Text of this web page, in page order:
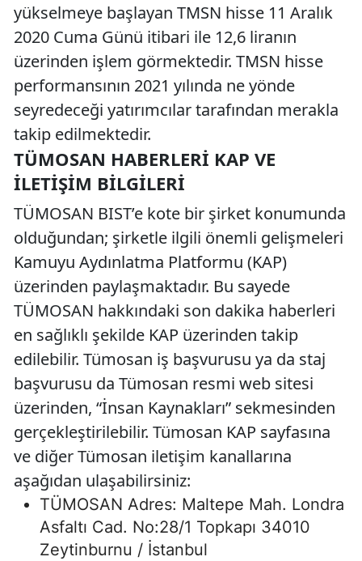
yükselmeye başlayan TMSN hisse 11 Aralık
2020 Cuma Günü itibari ile 12,6 liranın
üzerinden işlem görmektedir. TMSN hisse
performansının 2021 yılında ne yönde
seyredeceği yatırımcılar tarafından merakla
takip edilmektedir.
TÜMOSAN HABERLERI KAP VE
İLETIŞIM BILGILERI
TÜMOSAN BIST’e kote bir şirket konumunda
olduğundan; şirketle ilgili önemli gelişmeleri
Kamuyu Aydınlatma Platformu (KAP)
üzerinden paylaşmaktadır. Bu sayede
TÜMOSAN hakkındaki son dakika haberleri
en sağlıklı şekilde KAP üzerinden takip
edilebilir. Tümosan iş başvurusu ya da staj
başvurusu da Tümosan resmi web sitesi
üzerinden, “İnsan Kaynakları” sekmesinden
gerçekleştirilebilir. Tümosan KAP sayfasına
ve diğer Tümosan iletişim kanallarına
aşağıdan ulaşabilirsiniz:
TÜMOSAN Adres: Maltepe Mah. Londra
Asfaltı Cad. No:28/1 Topkapı 34010
Zeytinburnu / İstanbul